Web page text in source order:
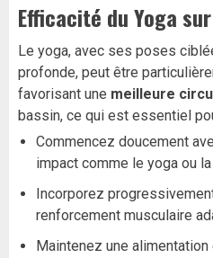
Efficacité du Yoga
Le yoga, avec ses poses
profonde, peut être
favorisant une meilleure
bassin, ce qui est essentiel
Commencez doucement
impact comme le yoga ou
Incorporez
renforcement musculaire
Maintenez une